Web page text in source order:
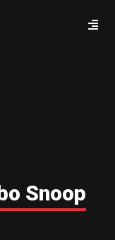
Snoop